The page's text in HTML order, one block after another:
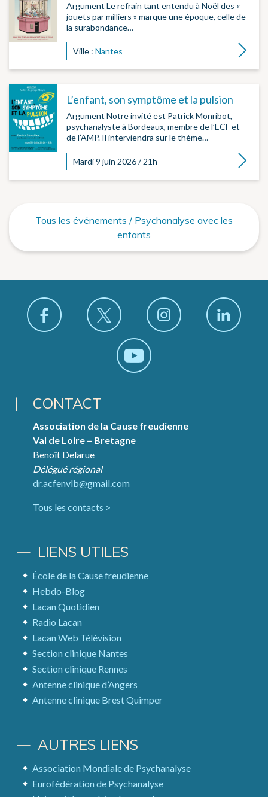
Argument Le refrain tant entendu à Noël des «
jouets par milliers » marque une époque, celle de
la surabondance…
Ville : Nantes Lire la
L’enfant, son symptôme et la pulsion
Argument Notre invité est Patrick Monribot,
psychanalyste à Bordeaux, membre de l’ECF et
de l’AMP. Il interviendra sur le thème…
Mardi 9 juin 2026 / 21h Lire la
Tous les événements / Psychanalyse avec les
enfants
CONTACT
Association de la Cause freudienne
Val de Loire – Bretagne
Benoît Delarue
Délégué régional
dr.acfenvlb@gmail.com
Tous les contacts >
LIENS UTILES
École de la Cause freudienne
Hebdo-Blog
Lacan Quotidien
Radio Lacan
Lacan Web Télévision
Section clinique Nantes
Section clinique Rennes
Antenne clinique d’Angers
Antenne clinique Brest Quimper
AUTRES LIENS
Association Mondiale de Psychanalyse
Eurofédération de Psychanalyse